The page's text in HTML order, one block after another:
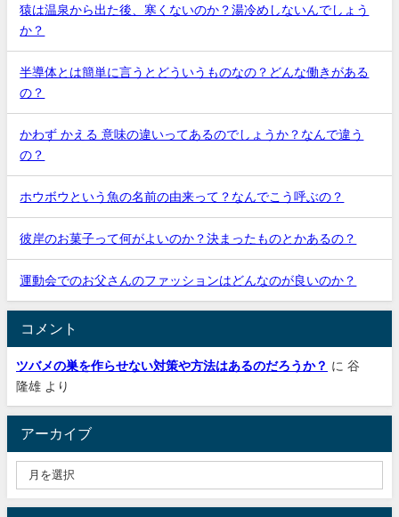
猿は温泉から出た後、寒くないのか？湯冷めしないんでしょう
か？
半導体とは簡単に言うとどういうものなの？どんな働きがある
の？
かわず かえる 意味の違いってあるのでしょうか？なんで違う
の？
ホウボウという魚の名前の由来って？なんでこう呼ぶの？
彼岸のお菓子って何がよいのか？決まったものとかあるの？
運動会でのお父さんのファッションはどんなのが良いのか？
コメント
ツバメの巣を作らせない対策や方法はあるのだろうか？ に 谷
隆雄 より
アーカイブ